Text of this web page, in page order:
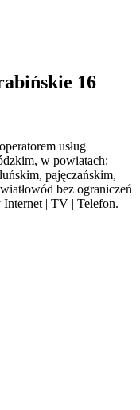
16
usług
w powiatach:
pajęczańskim,
bez ograniczeń
Internet | TV | Telefon.